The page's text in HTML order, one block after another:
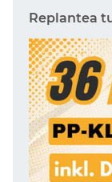
Replantea